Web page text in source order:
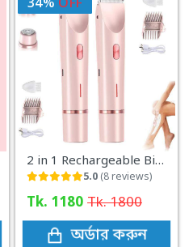
34% OFF
2 in 1 Rechargeable Bikini Trimmer for Women Precision Electric Shaver for Smooth Safe Hair Removal
5.0 (8 reviews)
Tk. 1180 Tk. 1800
অর্ডার করুন